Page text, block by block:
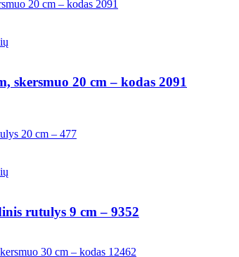
skersmuo 20 cm – kodas 2091
rutulys 9 cm – 9352